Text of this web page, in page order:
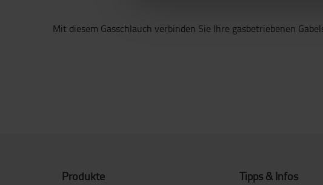
Mit diesem Gasschlauch verbinden Sie Ihre gasbetriebenen
Produkte
Tipps & Infos